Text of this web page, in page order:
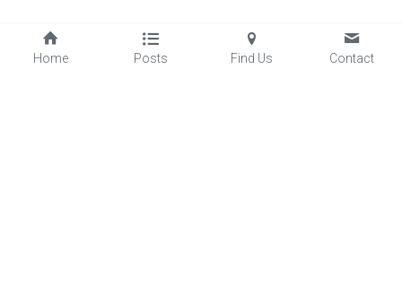
Home Posts Find Us Contact